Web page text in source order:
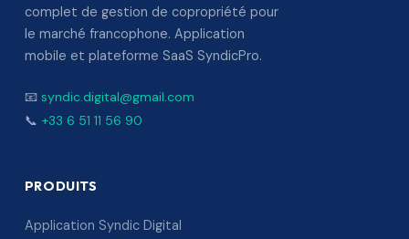
complet de gestion de copropriété pour
le marché francophone. Application
mobile et plateforme SaaS SyndicPro.
📧 syndic.digital@gmail.com
📞 +33 6 51 11 56 90
PRODUITS
Application Syndic Digital